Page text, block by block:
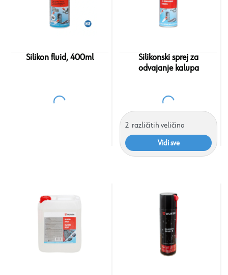
Silikon fluid, 400ml
Silikonski sprej za
odvajanje kalupa
2 različitih veličina
Vidi sve